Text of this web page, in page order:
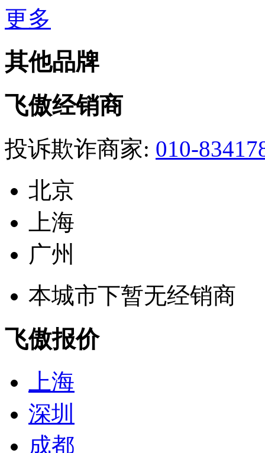
更多
其他品牌
飞傲经销商
投诉欺诈商家: 010-
北京
上海
广州
本城市下暂无经销商
飞傲报价
上海
深圳
成都